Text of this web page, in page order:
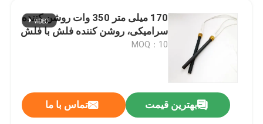
170 میلی متر 350 وات روشن کننده
سرامیکی، روشن کننده فلش با فلش
MOQ：10
بهترین قیمت تماس با ما